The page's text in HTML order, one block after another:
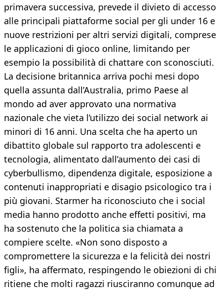
primavera successiva, prevede il divieto di accesso
alle principali piattaforme social per gli under 16 e
nuove restrizioni per altri servizi digitali, comprese
le applicazioni di gioco online, limitando per
esempio la possibilità di chattare con sconosciuti.
La decisione britannica arriva pochi mesi dopo
quella assunta dall’Australia, primo Paese al
mondo ad aver approvato una normativa
nazionale che vieta l’utilizzo dei social network ai
minori di 16 anni. Una scelta che ha aperto un
dibattito globale sul rapporto tra adolescenti e
tecnologia, alimentato dall’aumento dei casi di
cyberbullismo, dipendenza digitale, esposizione a
contenuti inappropriati e disagio psicologico tra i
più giovani. Starmer ha riconosciuto che i social
media hanno prodotto anche effetti positivi, ma
ha sostenuto che la politica sia chiamata a
compiere scelte. «Non sono disposto a
compromettere la sicurezza e la felicità dei nostri
figli», ha affermato, respingendo le obiezioni di chi
ritiene che molti ragazzi riusciranno comunque ad